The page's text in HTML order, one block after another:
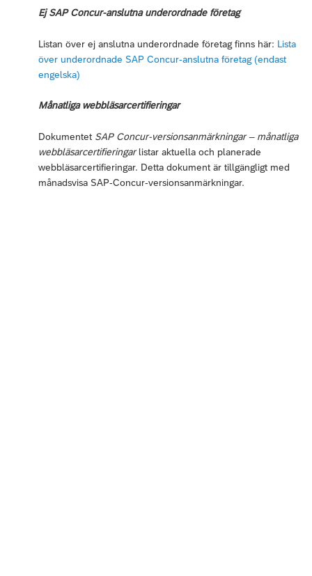
Ej SAP Concur-anslutna underordnade företag
Listan över ej anslutna underordnade företag finns här: Lista
över underordnade SAP Concur-anslutna företag (endast
engelska)
Månatliga webbläsarcertifieringar
Dokumentet SAP Concur-versionsanmärkningar – månatliga
webbläsarcertifieringarlistar aktuella och planerade
webbläsarcertifieringar. Detta dokument är tillgängligt med
månadsvisa SAP-Concur-versionsanmärkningar.